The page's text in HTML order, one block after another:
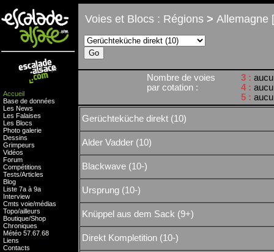
Accueil
Base de données
Les News
Les Falaises
Les Blocs
Photo galerie
Dessins
Grimpeurs
Vidéos
Forum
Compétitions
Tests/Articles
Blog
Liste 7a à 9a
Interview
Cmts voie/médias
Topo/ailleurs
Boutique/Shop
Chroniques
Météo 57 67 68
Liens
Contacts
Voies et Blocs : Régions > Allemagne
Nombre de voies
par cotation :
3 :
4 :
5 :
Gerüchteküche direkt (10)
Alder Vadder (10)
Blackwave (10-)
Ursprung (10-)
Knüppel aus dem Sack (9+)
Direkt Kompletition (10-)